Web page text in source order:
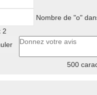
Nombre de "o"
2
500